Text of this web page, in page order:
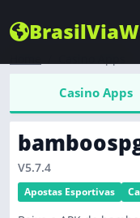
Casino Apps
V5.7.4
Apostas Esportivas